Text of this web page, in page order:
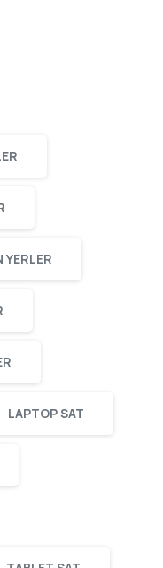
YERLER
LAPTOP SAT